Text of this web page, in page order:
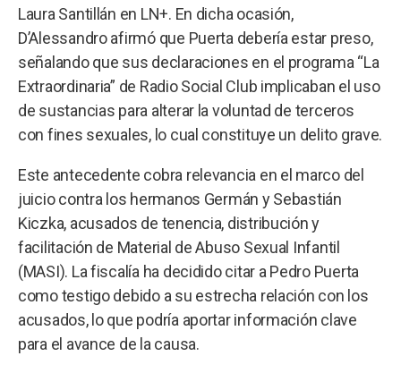
Laura Santillán en LN+. En dicha ocasión,
D’Alessandro afirmó que Puerta debería estar preso,
señalando que sus declaraciones en el programa “La
Extraordinaria” de Radio Social Club implicaban el uso
de sustancias para alterar la voluntad de terceros
con fines sexuales, lo cual constituye un delito grave.
Este antecedente cobra relevancia en el marco del
juicio contra los hermanos Germán y Sebastián
Kiczka, acusados de tenencia, distribución y
facilitación de Material de Abuso Sexual Infantil
(MASI). La fiscalía ha decidido citar a Pedro Puerta
como testigo debido a su estrecha relación con los
acusados, lo que podría aportar información clave
para el avance de la causa.